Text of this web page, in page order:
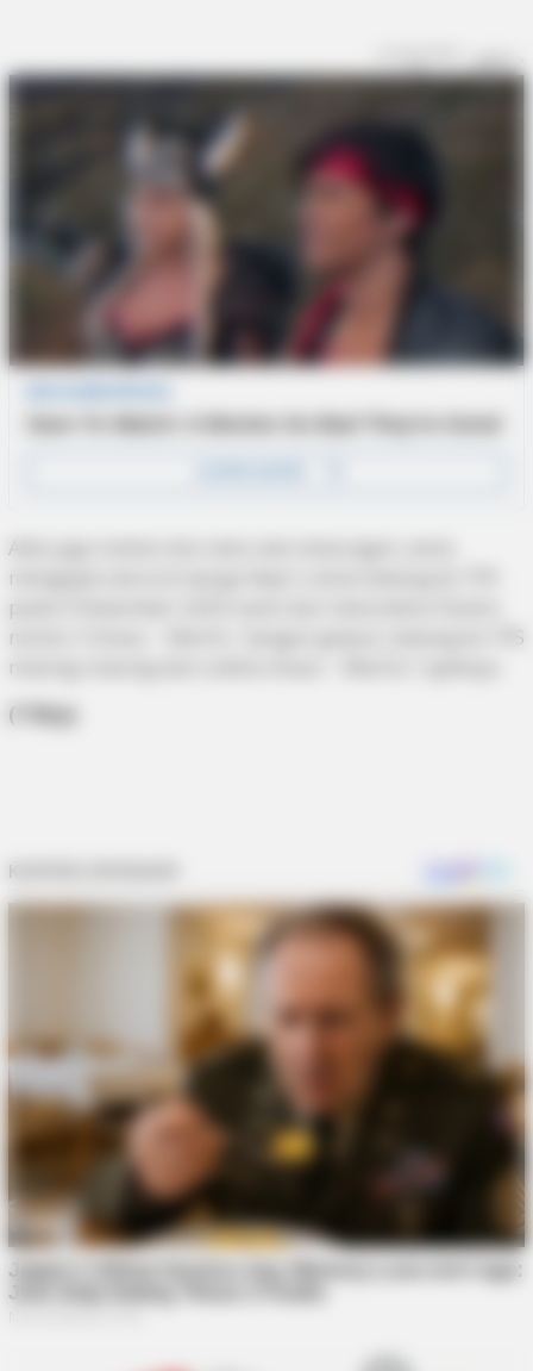
Ade juga mohon dia restu dan dukungan, serta
mengajak seluruh warga Kepri untuk datang ke TPS
pada 9 Desember 2020 nanti dan mencoblos Paslon
nomor 3 Ansar – Marlin. “Jangan golput, datang ke TPS
masing-masing dan coblos Ansar – Marlin,” ajaknya.
(*/Brp)